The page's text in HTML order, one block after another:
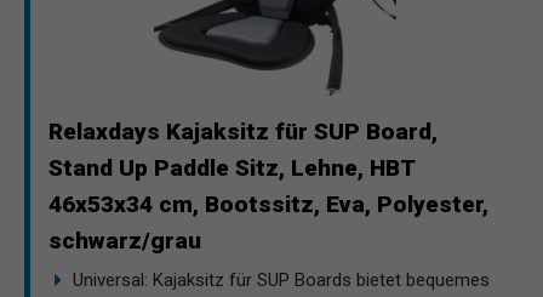
Relaxdays Kajaksitz für SUP Board,
Stand Up Paddle Sitz, Lehne, HBT
46x53x34 cm, Bootssitz, Eva, Polyester,
schwarz/grau
Universal: Kajaksitz für SUP Boards bietet bequemes